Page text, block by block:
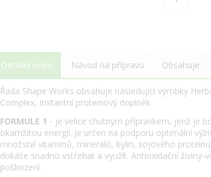
Detailní popis Návod na přípravu Obsahuje
Řada Shape Works obsahuje následující výrobky
Complex, Instantní proteinový doplněk
FORMULE 1 - je velice chutným přípravkem, jenž je
okamžitou energii. Je určen na podporu optimální
množství vitamínů, minerálů, bylin, sojového
dokáže snadno vstřebat a využít. Antioxidační
poškození.